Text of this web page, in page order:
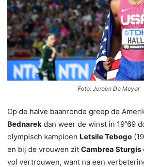
Foto: Jeroen De Meyer
Op de halve baanronde greep de
Bednarek dan weer de winst in 19”69
olympisch kampioen Letsile Tebogo
en bij de vrouwen zit Cambrea Sturgis
vol vertrouwen, want na een